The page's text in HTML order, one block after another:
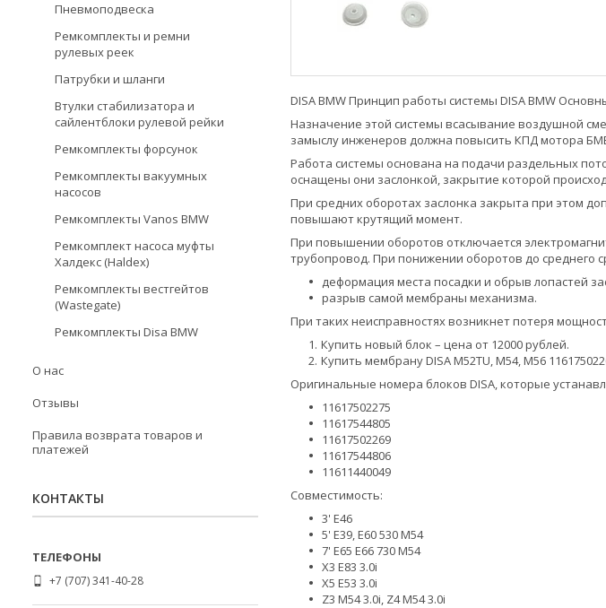
DISA BMW Принцип работы системы DISA BMW
Назначение этой системы всасывание воздушной
замыслу инженеров должна повысить КПД мотора
Работа системы основана на подачи раздельных
оснащены они заслонкой, закрытие которой
При средних оборотах заслонка закрыта при этом
повышают крутящий момент.
При повышении оборотов отключается
трубопровод. При понижении оборотов до среднего
деформация места посадки и обрыв лопастей
разрыв самой мембраны механизма.
При таких неисправностях возникнет потеря
Купить новый блок – цена от 12000 рублей.
Купить мембрану DISA M52TU, M54, M56
Оригинальные номера блоков DISA, которые
11617502275
11617544805
11617502269
11617544806
11611440049
Совместимость:
3' E46
5' E39, E60 530 M54
7' E65 E66 730 M54
X3 E83 3.0i
X5 E53 3.0i
Z3 M54 3.0i, Z4 M54 3.0i
Пневмоподвеска
Ремкомплекты и ремни
рулевых реек
Патрубки и шланги
Втулки стабилизатора и
сайлентблоки рулевой рейки
Ремкомплекты форсунок
Ремкомплекты вакуумных
насосов
Ремкомплекты Vanos BMW
Ремкомплект насоса муфты
Халдекс (Haldex)
Ремкомплекты вестгейтов
(Wastegate)
Ремкомплекты Disa BMW
О нас
Отзывы
Правила возврата товаров и
платежей
КОНТАКТЫ
+7 (707) 341-40-28